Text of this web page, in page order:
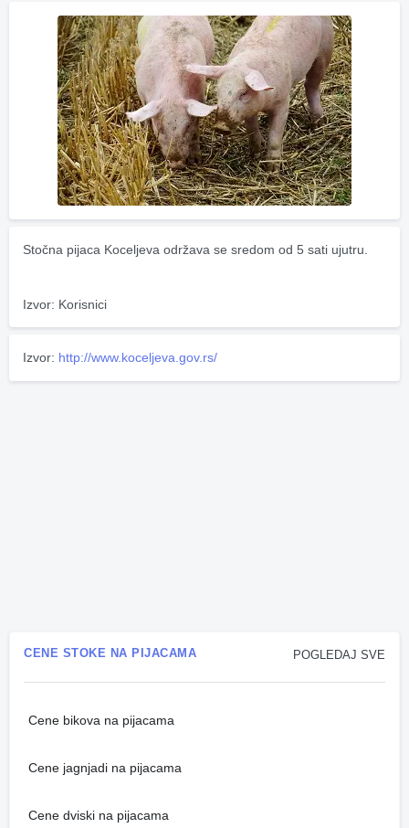
Stočna pijaca Koceljeva održava se sredom od 5 sati ujutru.
Izvor: Korisnici
Izvor: http://www.koceljeva.gov.rs/
POGLEDAJ SVE
CENE STOKE NA PIJACAMA
Cene bikova na pijacama
Cene jagnjadi na pijacama
Cene dviski na pijacama